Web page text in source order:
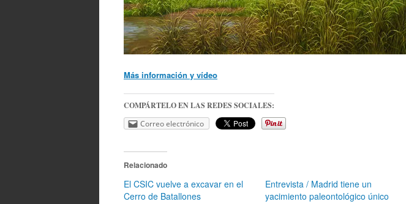
Más información y vídeo
COMPÁRTELO EN LAS REDES SOCIALES:
Correo electrónico
Relacionado
El CSIC vuelve a excavar en el
Cerro de Batallones
Entrevista / Madrid tiene un
yacimiento paleontológico único